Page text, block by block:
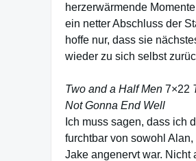
herzerwärmende
ein netter Abschluss der
hoffe nur, dass sie
wieder zu sich selbst
Two and a Half Men 7×22
Not Gonna End Well
Ich muss sagen, dass ich
furchtbar von sowohl Alan,
Jake angenervt war. Nicht